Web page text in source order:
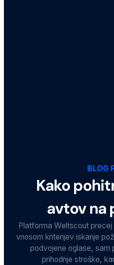
BLOG
Kako
avtov na
Platforma Weltscout
vnosom kriterijev iskanje
podvojene oglase, sam
prihodnje stroške,